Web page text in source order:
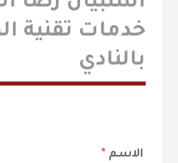
خدمات تقنية
بالنادي
الاسم *